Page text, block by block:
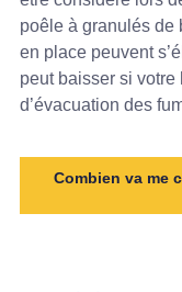
poêle à granulés de
en place peuvent
peut baisser si
d’évacuation des
Combien va me